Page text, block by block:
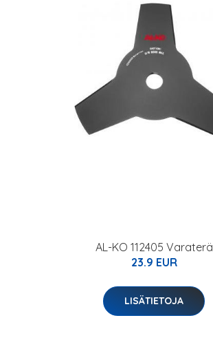
AL-KO 112405 Varaterä
23.9 EUR
LISÄTIETOJA